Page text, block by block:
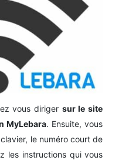
vous diriger sur le site
MyLebara. Ensuite, vous
le numéro court de
les instructions qui vous